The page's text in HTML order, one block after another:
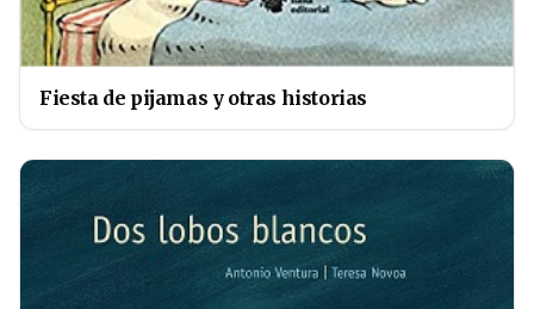
Fiesta de pijamas y otras historias